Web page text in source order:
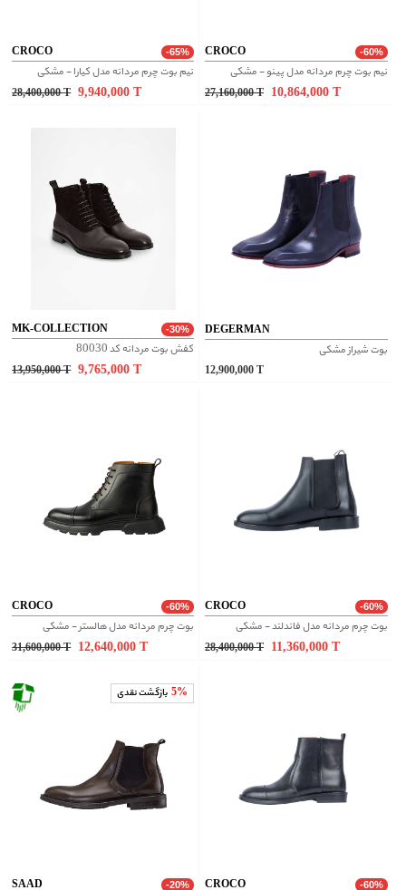
CROCO -65%
نیم بوت چرم مردانه مدل کیارا - مشکی
28,400,000T 9,940,000T
CROCO -60%
نیم بوت چرم مردانه مدل پینو - مشکی
27,160,000T 10,864,000 T
MK-COLLECTION -30%
کفش بوت مردانه کد 80030
13,950,000T 9,765,000T
DEGERMAN
بوت شیراز مشکی
12,900,000 T
CROCO -60%
بوت چرم مردانه مدل هالستر - مشکی
31,600,000T 12,640,000T
CROCO -60%
بوت چرم مردانه مدل فاندلند - مشکی
28,400,000T 11,360,000 T
5% بازگشت نقدی
SAAD -20% CROCO -60%